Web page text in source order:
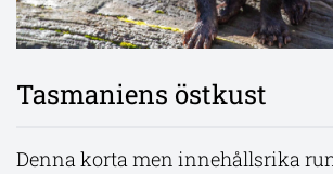
Tasmaniens östkust
Denna korta men innehållsrika
Äventyr till Tasmanien
Från stadspuls till